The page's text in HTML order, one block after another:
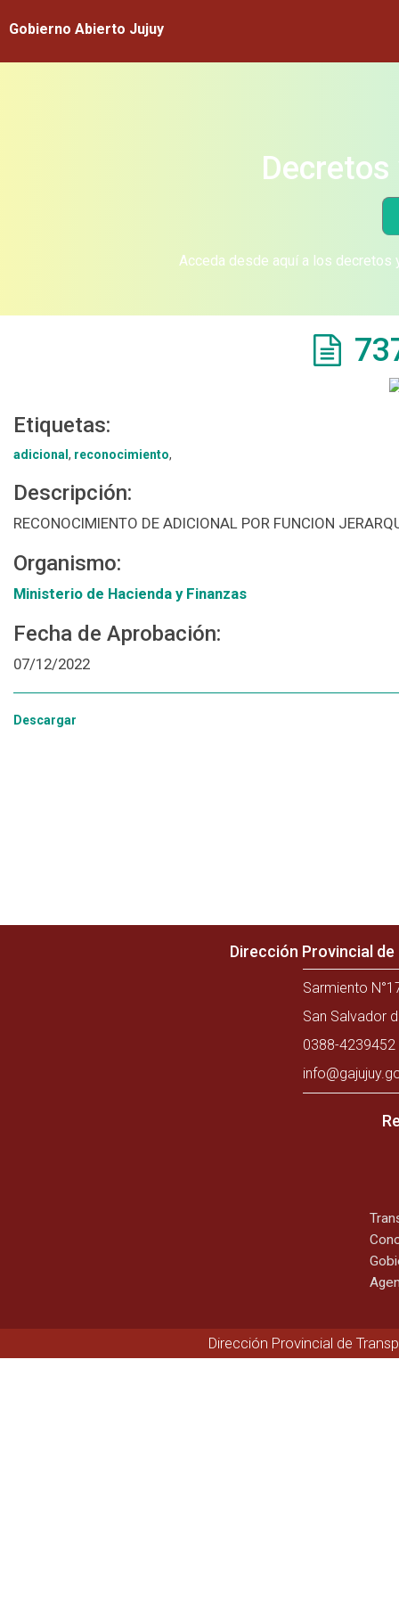
Gobierno Abierto Jujuy
Acceda desde aquí a los
Etiquetas:
adicional , reconocimiento,
Descripción:
RECONOCIMIENTO DE ADICIONAL POR FUNCION
Organismo:
Ministerio de Hacienda y Finanzas
Fecha de Aprobación:
07/12/2022
Descargar
Dirección Provincial
Sarmiento
San Salvador
0388-
Dirección Provincial de